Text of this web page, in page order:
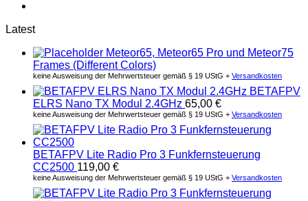
Latest
Meteor65, Meteor65 Pro und Meteor75
Frames (Different Colors)
keine Ausweisung der Mehrwertsteuer gemäß § 19 UStG + Versandkosten
BETAFPV
ELRS Nano TX Modul 2.4GHz 65,00 €
keine Ausweisung der Mehrwertsteuer gemäß § 19 UStG + Versandkosten
BETAFPV Lite Radio Pro 3 Funkfernsteuerung
CC2500 119,00 €
keine Ausweisung der Mehrwertsteuer gemäß § 19 UStG + Versandkosten